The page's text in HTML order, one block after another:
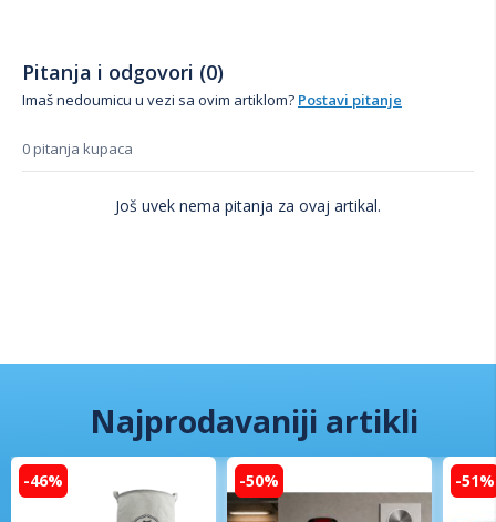
Pitanja i odgovori (0)
Imaš nedoumicu u vezi sa ovim artiklom? Postavi pitanje
0 pitanja kupaca
Još uvek nema pitanja za ovaj artikal.
Najprodavaniji artikli
-46% -50% -51%